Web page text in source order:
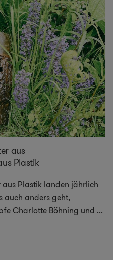
aus
Plastik
Plastik landen jährlich
auch anders geht,
Charlotte Böhning und ...